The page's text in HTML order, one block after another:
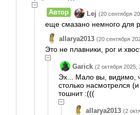
Автор Lej (20 сентября
еще смазано немного для
allarya2013 (20 сентября
Это не плавники, рог и
Garick (2 октября 2025,
Эх... Мало вы, видимо,
столько насмотрелся
тошнит :(((
allarya2013 (2